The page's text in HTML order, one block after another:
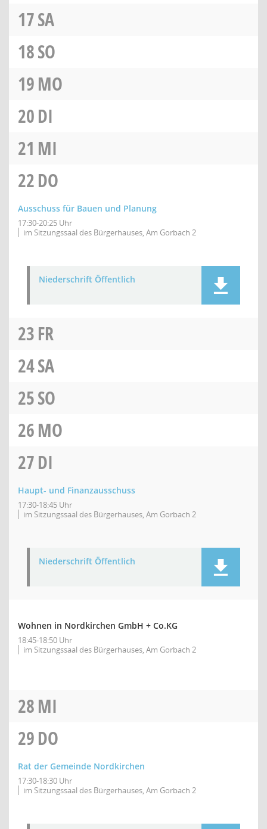
17SA
18SO
19MO
20DI
21 MI
22DO
Ausschuss für Bauen und Planung
17:30-20:25 Uhr
im Sitzungssaal des Bürgerhauses, Am Gorbach 2
Niederschrift Öffentlich
23FR
24SA
25SO
26MO
27DI
Haupt- und Finanzausschuss
17:30-18:45 Uhr
im Sitzungssaal des Bürgerhauses, Am Gorbach 2
Niederschrift Öffentlich
Wohnen in Nordkirchen GmbH + Co.KG
18:45-18:50 Uhr
im Sitzungssaal des Bürgerhauses, Am Gorbach 2
28MI
29DO
Rat der Gemeinde Nordkirchen
17:30-18:30 Uhr
im Sitzungssaal des Bürgerhauses, Am Gorbach 2